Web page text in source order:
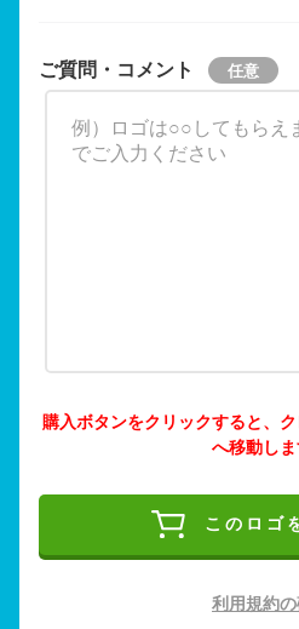
ご質問・コメント
購入ボタンをクリックすると、
へ移動しま
このロゴ
利用規約